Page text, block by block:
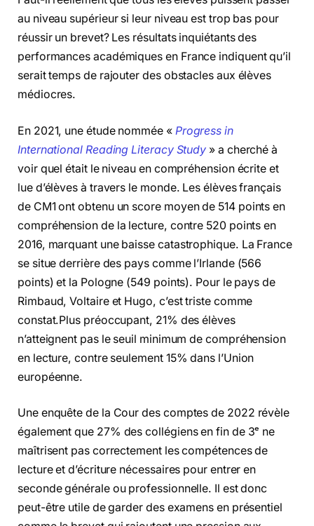
au niveau supérieur si leur niveau est trop bas pour
réussir un brevet? Les résultats inquiétants des
performances académiques en France indiquent qu’il
serait temps de rajouter des obstacles aux élèves
médiocres.
En 2021, une étude nommée « Progress in
International Reading Literacy Study » a cherché à
voir quel était le niveau en compréhension écrite et
lue d’élèves à travers le monde. Les élèves français
de CM1 ont obtenu un score moyen de 514 points en
compréhension de la lecture, contre 520 points en
2016, marquant une baisse catastrophique. La France
se situe derrière des pays comme l’Irlande (566
points) et la Pologne (549 points). Pour le pays de
Rimbaud, Voltaire et Hugo, c’est triste comme
constat.Plus préoccupant, 21% des élèves
n’atteignent pas le seuil minimum de compréhension
en lecture, contre seulement 15% dans l’Union
européenne.
Une enquête de la Cour des comptes de 2022 révèle
également que 27% des collégiens en fin de 3ᵉ ne
maîtrisent pas correctement les compétences de
lecture et d’écriture nécessaires pour entrer en
seconde générale ou professionnelle. Il est donc
peut-être utile de garder des examens en présentiel